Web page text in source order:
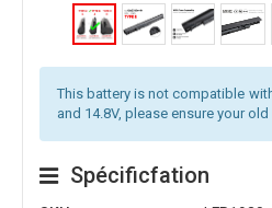
This battery is not compatible
and 14.8V, please ensure your
Spécificfation